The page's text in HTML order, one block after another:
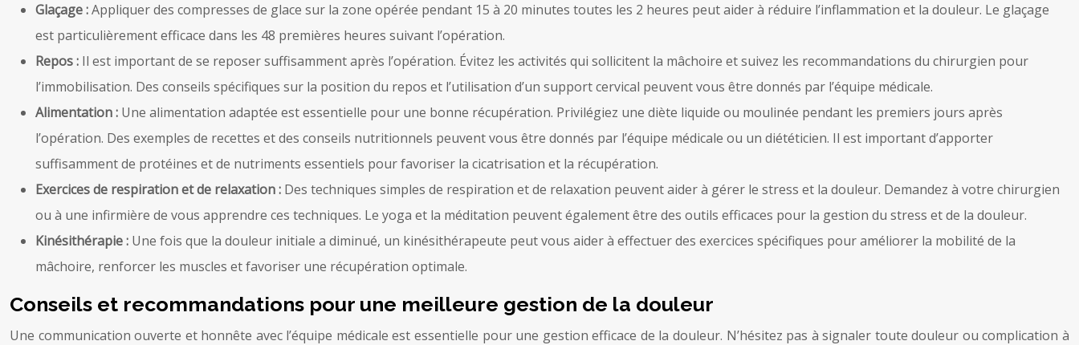
Glaçage :Appliquer des compresses de glace sur la zone opérée pendant 15 à 20 minutes toutes les 2 heures peut aider à réduire l’inflammation et la douleur. Le glaçage
est particulièrement efficace dans les 48 premières heures suivant l’opération.
Repos : Il est important de se reposer suffisamment après l’opération. Évitez les activités qui sollicitent la mâchoire et suivez les recommandations du chirurgien pour
l’immobilisation. Des conseils spécifiques sur la position du repos et l’utilisation d’un support cervical peuvent vous être donnés par l’équipe médicale.
Alimentation : Une alimentation adaptée est essentielle pour une bonne récupération. Privilégiez une diète liquide ou moulinée pendant les premiers jours après
l’opération. Des exemples de recettes et des conseils nutritionnels peuvent vous être donnés par l’équipe médicale ou un diététicien. Il est important d’apporter
suffisamment de protéines et de nutriments essentiels pour favoriser la cicatrisation et la récupération.
Exercices de respiration et de relaxation : Des techniques simples de respiration et de relaxation peuvent aider à gérer le stress et la douleur. Demandez à votre chirurgien
ou à une infirmière de vous apprendre ces techniques. Le yoga et la méditation peuvent également être des outils efficaces pour la gestion du stress et de la douleur.
Kinésithérapie : Une fois que la douleur initiale a diminué, un kinésithérapeute peut vous aider à effectuer des exercices spécifiques pour améliorer la mobilité de la
mâchoire, renforcer les muscles et favoriser une récupération optimale.
Conseils et recommandations pour une meilleure gestion de la douleur
Une communication ouverte et honnête avec l’équipe médicale est essentielle pour une gestion efficace de la douleur. N’hésitez pas à signaler toute douleur ou complication à